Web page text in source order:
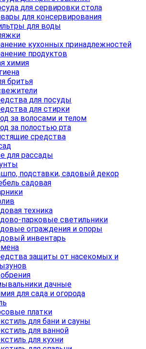
для сервировки стола
для консервирования
для воды
кухонных принадлежностей
продуктов
химия
бритья
для посуды
для стирки
за волосами и телом
за полостью рта
средства
для рассады
подставки, садовый декор
садовая
техника
парковые светильники
ограждения и опоры
инвентарь
защиты от насекомых и
дачные
для сада и огорода
платки
для бани и сауны
для ванной
для кухни